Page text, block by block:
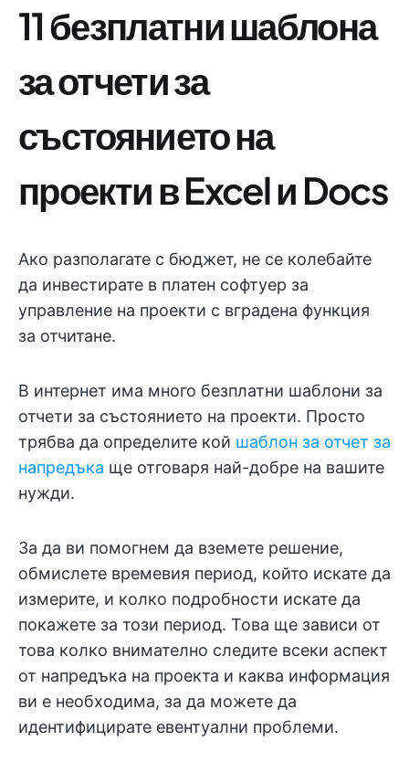
11 безплатни шаблона
за отчети за
състоянието на
проекти в Excel и Docs
Ако разполагате с бюджет, не се колебайте
да инвестирате в платен софтуер за
управление на проекти с вградена функция
за отчитане.
В интернет има много безплатни шаблони за
отчети за състоянието на проекти. Просто
трябва да определите кой шаблон за отчет за
напредъка ще отговаря най-добре на вашите
нужди.
За да ви помогнем да вземете решение,
обмислете времевия период, който искате да
измерите, и колко подробности искате да
покажете за този период. Това ще зависи от
това колко внимателно следите всеки аспект
от напредъка на проекта и каква информация
ви е необходима, за да можете да
идентифицирате евентуални проблеми.